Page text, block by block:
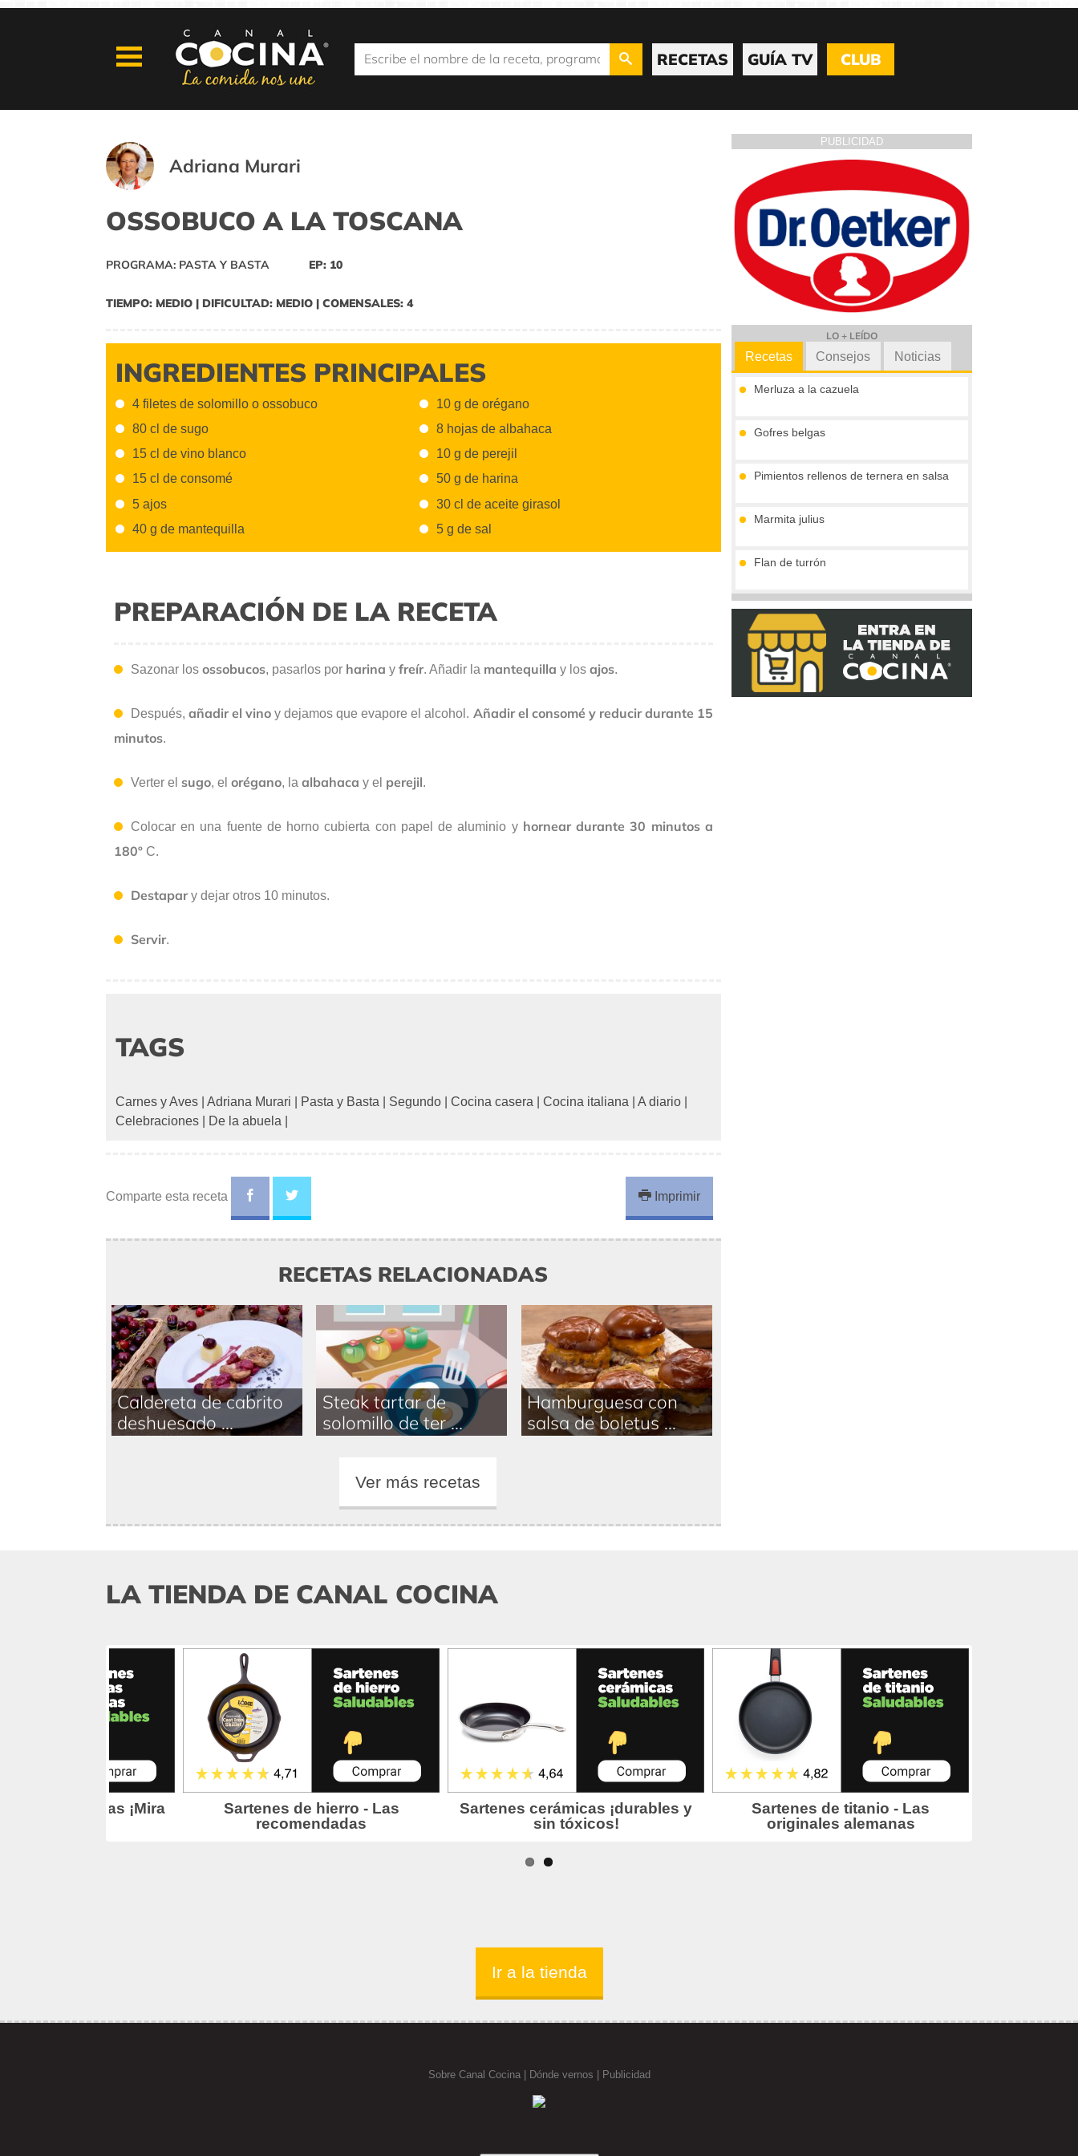
RECETAS GUÍA TV CLUB
Adriana Murari
OSSOBUCO A LA TOSCANA
PROGRAMA: PASTA Y BASTA EP: 10
TIEMPO: MEDIO | DIFICULTAD: MEDIO | COMENSALES: 4
INGREDIENTES PRINCIPALES
4 filetes de solomillo o ossobuco
80 cl de sugo
15 cl de vino blanco
15 cl de consomé
5 ajos
40 g de mantequilla
10 g de orégano
8 hojas de albahaca
10 g de perejil
50 g de harina
30 cl de aceite girasol
5 g de sal
PREPARACIÓN DE LA RECETA
Sazonar los ossobucos, pasarlos por harina y freír. Añadir la mantequilla y los ajos.
Después,añadir el vino y dejamos que evapore el alcohol. Añadir el consomé y reducir durante 15
minutos.
Verter el sugo, el orégano, la albahaca y el perejil.
Colocar en una fuente de horno cubierta con papel de aluminio y hornear durante 30 minutos a
180º C.
Destapary dejar otros 10 minutos.
Servir.
TAGS
Carnes y Aves Adriana Murari Pasta y Basta Segundo Cocina casera Cocina italiana A diario
Celebraciones
De la abuela
Comparte esta receta Imprimir
RECETAS RELACIONADAS
Caldereta de cabrito
deshuesado ...
Steak tartar de
solomillo de ter ...
Hamburguesa con
salsa de boletus ...
Ver más recetas
PUBLICIDAD
LO + LEÍDO
Recetas
Merluza a la cazuela
Gofres belgas
Pimientos rellenos de ternera en salsa
Marmita julius
Flan de turrón
Cremoso de mascarpone y chocolate
blanco con base de sobao pasiego
Consejos Noticias
LA TIENDA DE CANAL COCINA
Ir a la tienda
Sobre Canal Cocina| Dónde vernos | Publicidad